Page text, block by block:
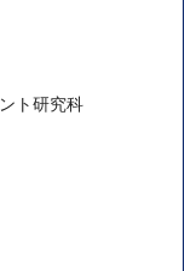
ト研究科